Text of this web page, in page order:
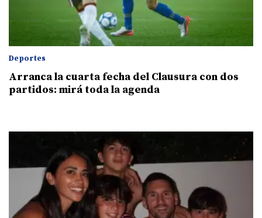
Deportes
Arranca la cuarta fecha del Clausura con dos
partidos: mirá toda la agenda